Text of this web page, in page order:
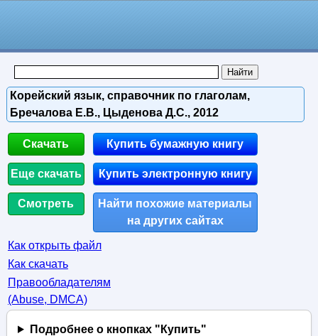
Корейский язык, справочник по глаголам,
Бречалова Е.В., Цыденова Д.С., 2012
Скачать
Еще скачать
Смотреть
Купить бумажную книгу
Купить электронную книгу
Найти похожие материалы
на других сайтах
Как открыть файл
Как скачать
Правообладателям
(Abuse, DMСA)
Подробнее о кнопках "Купить"